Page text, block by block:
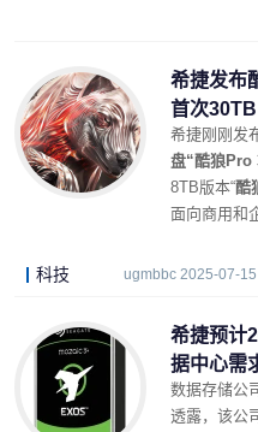
希捷发布
首次
希捷刚刚发
盘“酷狼Pro
8TB版本“酷
面向商用和
科技 ugmbbc 2025-07-
希捷预计
据中心需
数据存储公
透露，该公